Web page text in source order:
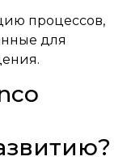
процессов,
для